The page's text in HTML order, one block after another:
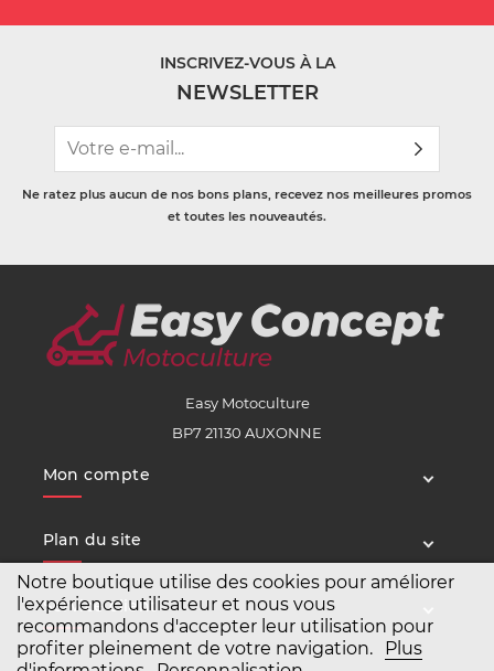
Notre boutique utilise des cookies pour améliorer
l'expérience utilisateur et nous vous
recommandons d'accepter leur utilisation pour
profiter pleinement de votre navigation.
Plus
INSCRIVEZ-VOUS À LA
NEWSLETTER
Ne ratez plus aucun de nos bons plans, recevez nos meilleures promos
et toutes les nouveautés.
Easy Motoculture
BP7 21130 AUXONNE
Mon compte
Plan du site
Service client